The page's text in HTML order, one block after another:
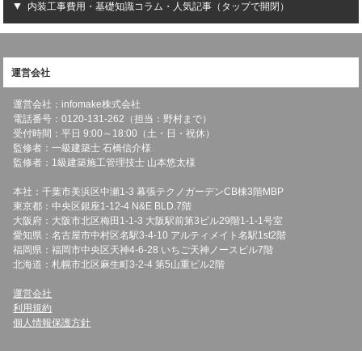
内装工事費用・基礎知識コラム・人気記事（タップで開閉）
運営会社
運営会社：infomake株式会社
電話番号：0120-131-262（担当：野村まで）
受付時間：平日 9:00～18:00（土・日・祝休）
監修者：一級建築士 石橋信介様
監修者：1級建築施工管理技士 山本悠太様
本社：千葉市美浜区中瀬1-3 幕張テクノガーデンCB棟3階MBP
東京都：中央区銀座1-12-4 N&E BLD.7階
大阪府：大阪市北区梅田1-1-3 大阪駅前第3ビル29階1-1-1号室
愛知県：名古屋市中村区名駅3-4-10 アルティメイト名駅1st2階
福岡県：福岡市中央区天神4-6-28 いちご天神ノースビル7階
北海道：札幌市北区麻生町3-2-4 第5山重ビル2階
運営会社
利用規約
個人情報保護方針